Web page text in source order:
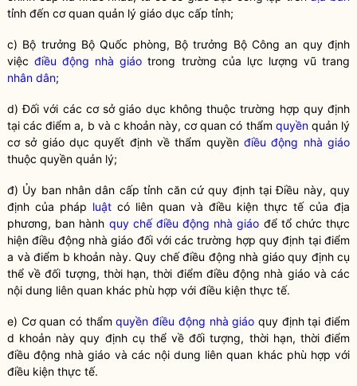
tỉnh đến cơ quan quản lý giáo dục cấp tỉnh;
c) Bộ trưởng Bộ Quốc phòng, Bộ trưởng Bộ Công an quy định
việcđiều động nhà giáo trong trường của lực lượng vũ trang
nhân dân;
d) Đối với các cơ sở giáo dục không thuộc trường hợp quy định
tại các điểm a, b và c khoản này, cơ quan có thẩm quyềnquản lý
cơ sở giáo dục quyết định về thẩm quyền điều động nhà giáo
thuộc quyền quản lý;
đ) Ủy ban nhân dân cấp tỉnh căn cứ quy định tại Điều này, quy
định của pháp luật có liên quan và điều kiện thực tế của địa
phương, ban hành quy chế điều động nhà giáo để tổ chức thực
hiệnđiều động nhà giáo đối với các trường hợp quy định tại điểm
a và điểm b khoản này. Quy chế điều động nhà giáoquy định cụ
thể về đối tượng, thời hạn, thời điểm điều động nhà giáovà các
nội dung liên quan khác phù hợp với điều kiện thực tế.
e) Cơ quan có thẩmquyền điều động nhà giáo quy định tại điểm
d khoản này quy định cụ thể về đối tượng, thời hạn, thời điểm
điều động nhà giáo và các nội dung liên quan khác phù hợp với
điều kiện thực tế.